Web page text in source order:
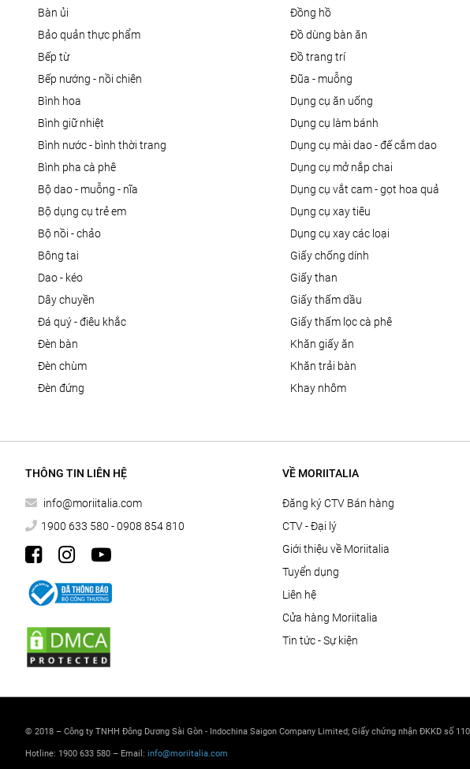
bàn ủi
bảo quản thực phẩm
bếp từ
bếp nướng - nồi chiên
bình hoa
bình giữ nhiệt
bình nước - bình thời trang
bình pha cà phê
bộ dao - muỗng - nĩa
bộ dụng cụ trẻ em
bộ nồi - chảo
bông tai
dao - kéo
dây chuyền
đá quý - điêu khắc
đèn bàn
đèn chùm
đèn đứng
đồng hồ
đồ dùng bàn ăn
đồ trang trí
đũa - muỗng
dụng cụ ăn uống
dụng cụ làm bánh
dụng cụ mài dao - đế cắm dao
dụng cụ mở nắp chai
dụng cụ vắt cam - gọt hoa quả
dụng cụ xay tiêu
dụng cụ xay các loại
giấy chống dính
giấy than
giấy thấm dầu
giấy thấm lọc cà phê
khăn giấy ăn
khăn trải bàn
khay nhôm
THÔNG TIN LIÊN HỆ
info@moriitalia.com
1900 633 580 - 0908 854 810
VỀ MORIITALIA
Đăng ký CTV Bán hàng
CTV - Đại lý
Giới thiệu về Moriitalia
Tuyển dụng
Liên hệ
Cửa hàng Moriitalia
Tin tức - Sự kiện
© 2018 – Công ty TNHH Đông Dương Sài Gòn - Indochina Saigon Company Limited; Giấy chứng nhận ĐKKD số
Hotline: 1900 633 580 – Email: info@moriitalia.com